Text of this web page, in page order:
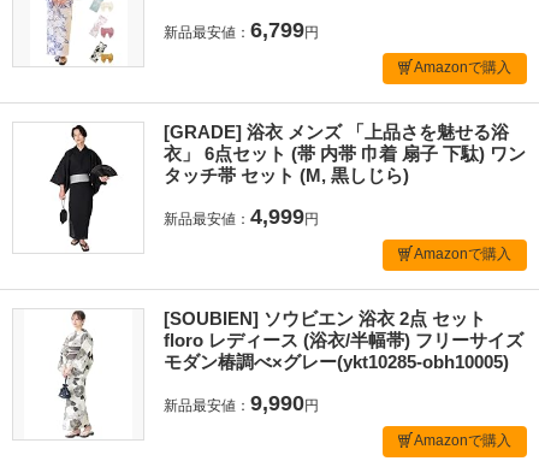
新品最安値： 6,799円
Amazonで購入
[GRADE] 浴衣 メンズ 「上品さを魅せる浴
衣」 6点セット (帯 内帯 巾着 扇子 下駄) ワン
タッチ帯 セット (M, 黒しじら)
新品最安値： 4,999円
Amazonで購入
[SOUBIEN] ソウビエン 浴衣 2点 セット
floro レディース (浴衣/半幅帯) フリーサイズ
モダン椿調べ×グレー(ykt10285-obh10005)
新品最安値： 9,990円
Amazonで購入